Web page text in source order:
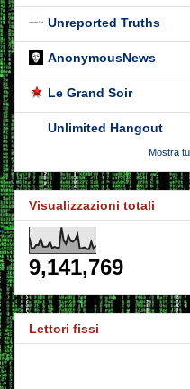
Unreported Truths
AnonymousNews
Le Grand Soir
Unlimited Hangout
Mostra
Visualizzazioni totali
9,141,769
Lettori fissi